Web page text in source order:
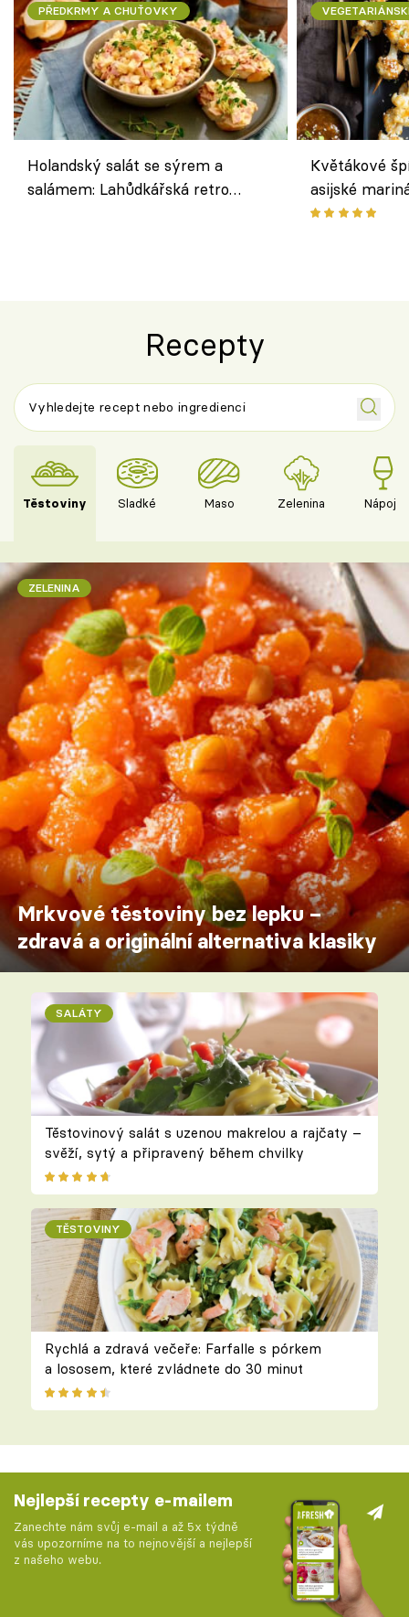
PŘEDKRMY A CHUŤOVKY
Holandský salát se sýrem a
salámem: Lahůdkářská retro
Květákové
asijské
chuťovka z
Recepty
Těstoviny Sladké Maso Zelenina Nápoje
ZELENINA
Mrkvové těstoviny bez lepku –
zdravá a originální alternativa klasiky
SALÁTY
Těstovinový salát s uzenou makrelou a rajčaty –
svěží, sytý a připravený během chvilky
TĚSTOVINY
Rychlá a zdravá večeře: Farfalle s pórkem
a lososem, které zvládnete do 30 minut
Nejlepší recepty e-mailem
Zanechte nám svůj e-mail a až 5x týdně
vás upozorníme na to nejnovější a nejlepší
z našeho webu.